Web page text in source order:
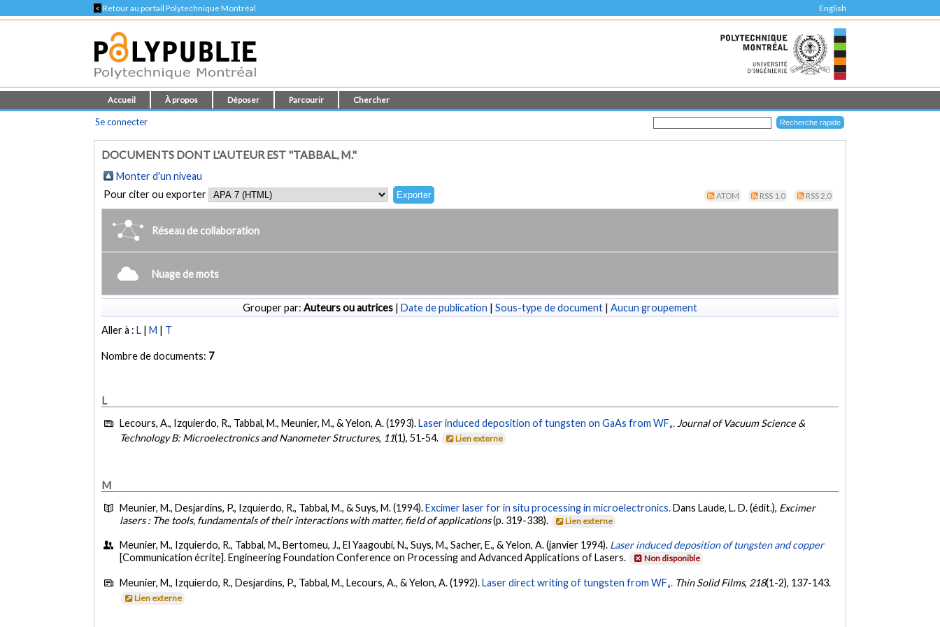
< Retour au portail Polytechnique Montréal English
Accueil À propos Déposer Parcourir Chercher
Se connecter
DOCUMENTS DONT L'AUTEUR EST "TABBAL, M."
Monter d'un niveau
Pour citer ou exporter
ATOM RSS 1.0 RSS 2.0
Réseau de collaboration
Nuage de mots
Grouper par: Auteurs ou autrices | Date de publication | Sous-type de document | Aucun groupement
Aller à :L |M | T
Nombre de documents: 7
L
Lecours, A., Izquierdo, R., Tabbal, M., Meunier, M., & Yelon, A. (1993).Laser induced deposition of tungsten on GaAs from WF₆. Journal of Vacuum Science &
Technology B: Microelectronics and Nanometer Structures, 11(1), 51-54. Lien externe
M
Meunier, M., Desjardins, P., Izquierdo, R., Tabbal, M., & Suys, M. (1994).Excimer laser for in situ processing in microelectronics.Dans Laude, L. D. (édit.), Excimer
lasers : The tools, fundamentals of their interactions with matter, field of applications(p. 319-338). Lien externe
Meunier, M., Izquierdo, R., Tabbal, M., Bertomeu, J., El Yaagoubi, N., Suys, M., Sacher, E., & Yelon, A. (janvier 1994). Laser induced deposition of tungsten and copper
[Communication écrite]. Engineering Foundation Conference on Processing and Advanced Applications of Lasers.
Non disponible
Meunier, M., Izquierdo, R., Desjardins, P., Tabbal, M., Lecours, A., & Yelon, A. (1992).Laser direct writing of tungsten from WF₆. Thin Solid Films, 218(1-2), 137-143.
Lien externe